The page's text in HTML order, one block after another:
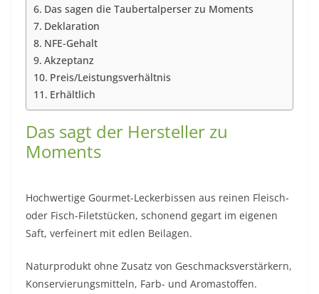
Das sagen die Taubertalperser zu Moments
Deklaration
NFE-Gehalt
Akzeptanz
Preis/Leistungsverhältnis
Erhältlich
Das sagt der Hersteller zu
Moments
Hochwertige Gourmet-Leckerbissen aus reinen Fleisch-
oder Fisch-Filetstücken, schonend gegart im eigenen
Saft, verfeinert mit edlen Beilagen.
Naturprodukt ohne Zusatz von Geschmacksverstärkern,
Konservierungsmitteln, Farb- und Aromastoffen.